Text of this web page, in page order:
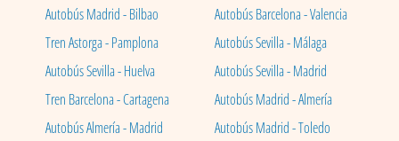
Autobús Madrid - Bilbao
Autobús Barcelona - Valencia
Tren Astorga - Pamplona
Autobús Sevilla - Málaga
Autobús Sevilla - Huelva
Autobús Sevilla - Madrid
Tren Barcelona - Cartagena
Autobús Madrid - Almería
Autobús Almería - Madrid
Autobús Madrid - Toledo